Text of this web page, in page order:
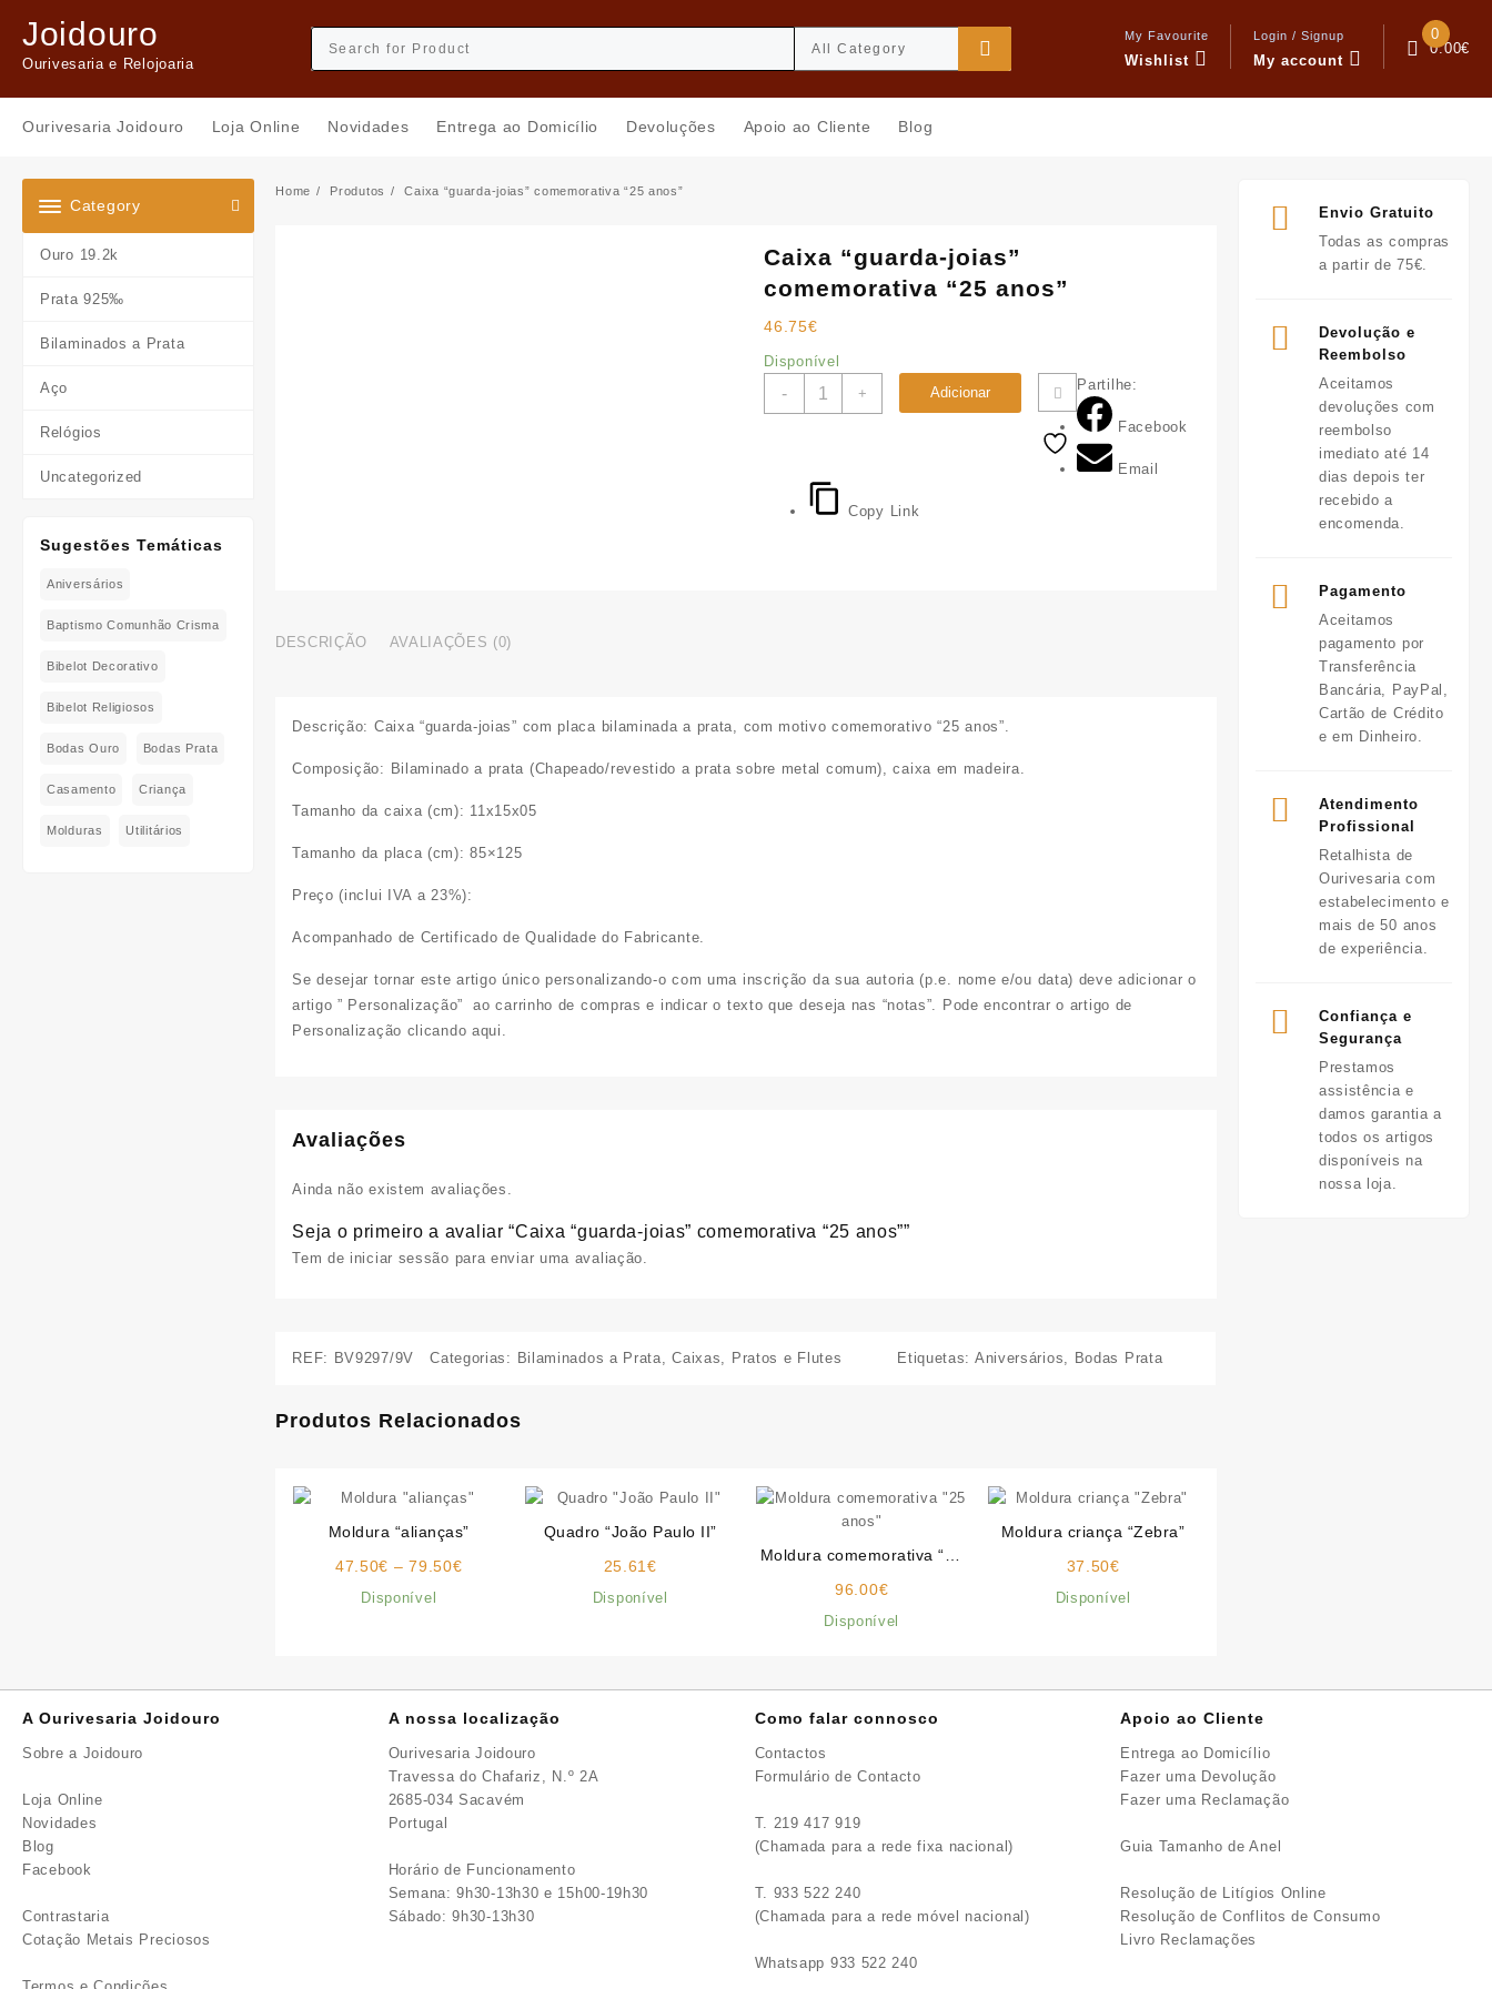
content
Joidouro
Ourivesaria e Relojoaria
My Favourite
Wishlist
Login / Signup
My account
0
0.00€
Ourivesaria Joidouro Loja Online Novidades Entrega ao Domicílio Devoluções Apoio ao Cliente Blog
Category
Ouro 19.2k
Prata 925‰
Bilaminados a Prata
Aço
Relógios
Uncategorized
Sugestões Temáticas
Aniversários
Baptismo Comunhão Crisma
Bibelot Decorativo
Bibelot Religiosos
Bodas Ouro Bodas Prata
Casamento Criança
Molduras Utilitários
Home Produtos Caixa “guarda-joias” comemorativa “25 anos”
Caixa “guarda-joias”
comemorativa “25 anos”
46.75€
Disponível
-
Quantidade
joias"
comemorativa
+ Adicionar Partilhe:
Facebook
Email
Copy Link
DESCRIÇÃO AVALIAÇÕES (0)
Descrição: Caixa “guarda-joias” com placa bilaminada a prata, com motivo comemorativo “25 anos”.
Composição: Bilaminado a prata (Chapeado/revestido a prata sobre metal comum), caixa em madeira.
Tamanho da caixa (cm): 11x15x05
Tamanho da placa (cm): 85×125
Preço (inclui IVA a 23%):
Acompanhado de Certificado de Qualidade do Fabricante.
Se desejar tornar este artigo único personalizando-o com uma inscrição da sua autoria (p.e. nome e/ou data) deve adicionar o
artigo ” Personalização” ao carrinho de compras e indicar o texto que deseja nas “notas”. Pode encontrar o artigo de
Personalização clicando aqui
Avaliações
Ainda não existem avaliações.
Seja o primeiro a avaliar “Caixa “guarda-joias” comemorativa “25 anos””
Tem de iniciar sessão para enviar uma avaliação.
REF: BV9297/9V Categorias: Bilaminados a Prata ,Caixas, Pratos e Flutes Etiquetas: Aniversários Bodas Prata
Produtos Relacionados
Moldura “alianças”
47.50€ – 79.50€Price
Disponível
Quadro “João Paulo II”
25.61€
Disponível
Moldura comemorativa “25
96.00€
Disponível
Moldura criança “Zebra”
37.50€
Disponível
Envio Gratuito
Todas as compras
a partir de 75€.
Devolução e
Reembolso
Aceitamos
devoluções com
reembolso
imediato até 14
dias depois ter
recebido a
encomenda.
Pagamento
Aceitamos
pagamento por
Transferência
Bancária, PayPal,
Cartão de Crédito
e em Dinheiro.
Atendimento
Profissional
Retalhista de
Ourivesaria com
estabelecimento e
mais de 50 anos
de experiência.
Confiança e
Segurança
Prestamos
assistência e
damos garantia a
todos os artigos
disponíveis na
nossa loja.
A Ourivesaria Joidouro
Sobre a Joidouro
Loja Online
Novidades
Blog
Facebook
Contrastaria
Cotação Metais Preciosos
Termos e Condições
A nossa localização
Ourivesaria Joidouro
Travessa do Chafariz, N.º 2A
2685-034 Sacavém
Portugal
Horário de Funcionamento
Semana: 9h30-13h30 e 15h00-19h30
Sábado: 9h30-13h30
Como falar connosco
Contactos
Formulário de Contacto
T. 219 417 919
(Chamada para a rede fixa nacional)
T. 933 522 240
(Chamada para a rede móvel nacional)
Whatsapp 933 522 240
Apoio ao Cliente
Entrega ao Domicílio
Fazer uma Devolução
Fazer uma Reclamação
Guia Tamanho de Anel
Resolução de Litígios Online
Resolução de Conflitos de Consumo
Livro Reclamações